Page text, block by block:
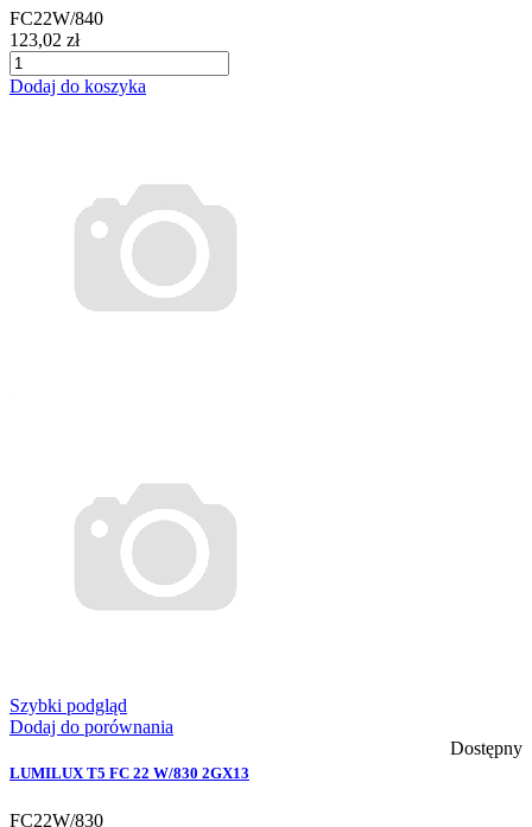
FC22W/840
123,02 zł
Dodaj do koszyka
Szybki podgląd
Dodaj do porównania
Dostępny
LUMILUX T5 FC 22 W/830 2GX13
FC22W/830